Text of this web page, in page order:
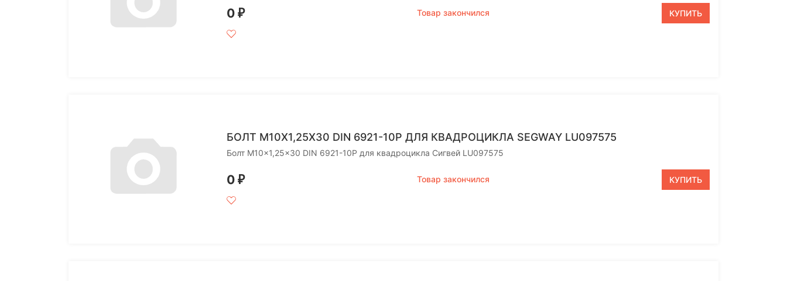
0 ₽ Товар закончился КУПИТЬ
БОЛТ M10X1,25X30 DIN 6921-10P ДЛЯ КВАДРОЦИКЛА SEGWAY LU097575
Болт M10x1,25x30 DIN 6921-10P для квадроцикла Сигвей LU097575
0 ₽ Товар закончился КУПИТЬ